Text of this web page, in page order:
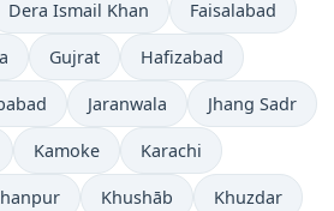
Dera Ismail Khan Faisalabad
Gujrat Hafizabad
Jaranwala Jhang Sadr
Kamoke Karachi
Khushāb Khuzdar